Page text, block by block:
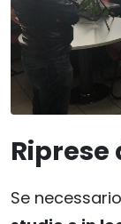
Se